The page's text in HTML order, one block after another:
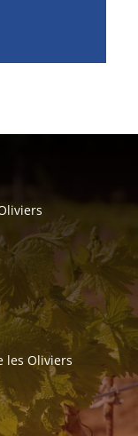
les Oliviers